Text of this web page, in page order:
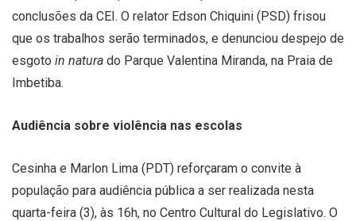
conclusões da CEI. O relator Edson Chiquini (PSD) frisou
que os trabalhos serão terminados, e denunciou despejo de
esgoto in natura do Parque Valentina Miranda, na Praia de
Imbetiba.
Audiência sobre violência nas escolas
Cesinha e Marlon Lima (PDT) reforçaram o convite à
população para audiência pública a ser realizada nesta
quarta-feira (3), às 16h, no Centro Cultural do Legislativo. O